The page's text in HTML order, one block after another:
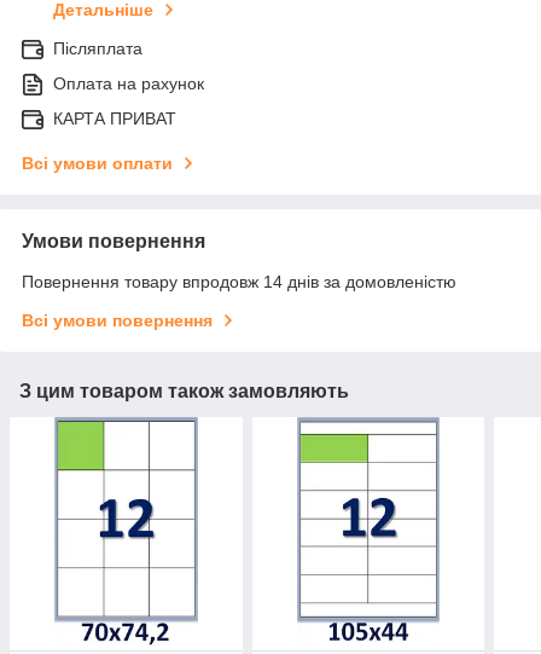
Детальніше
Післяплата
Оплата на рахунок
КАРТА ПРИВАТ
Всі умови оплати
Умови повернення
Повернення товару впродовж 14 днів за домовленістю
Всі умови повернення
З цим товаром також замовляють